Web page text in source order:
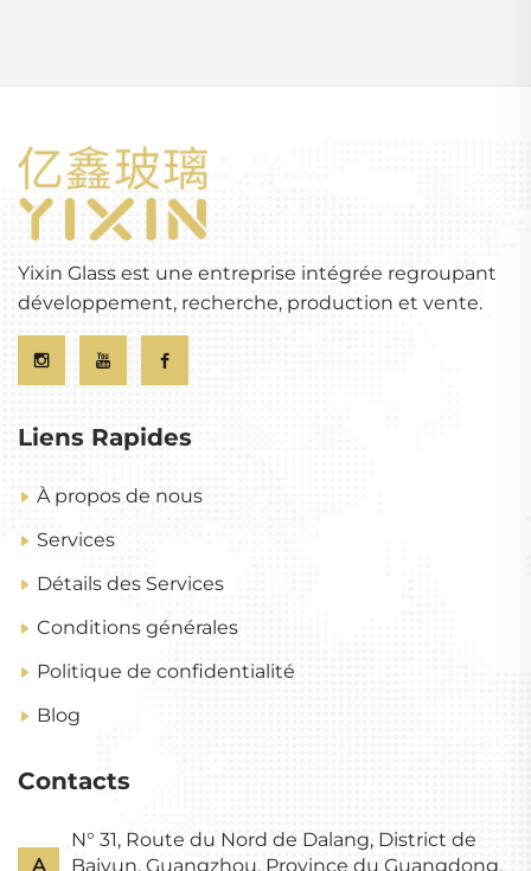
Yixin Glass est une entreprise intégrée regroupant
développement, recherche, production et vente.
Liens Rapides
À propos de nous
Services
Détails des Services
Conditions générales
Politique de confidentialité
Blog
Contacts
A
N° 31, Route du Nord de Dalang, District de
Baiyun, Guangzhou, Province du Guangdong,